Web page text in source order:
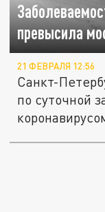
превысила
21 ФЕВРАЛЯ 12:56
Санкт-
по суточной